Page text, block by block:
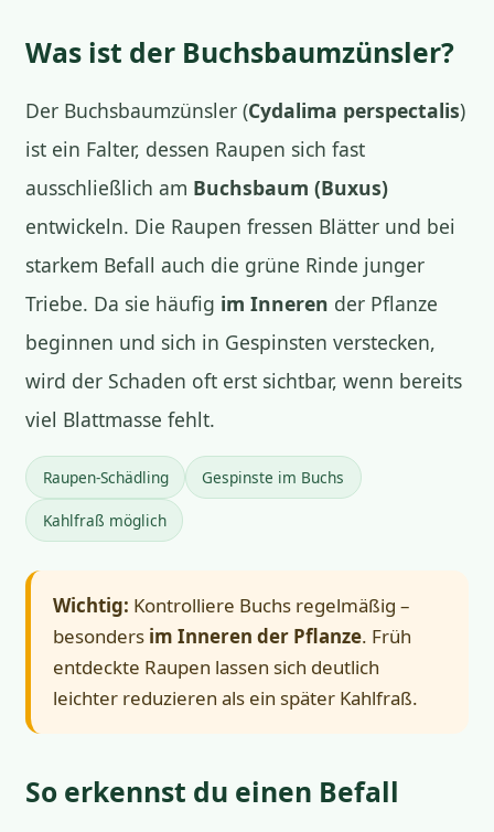
Was ist der Buchsbaumzünsler?
Der Buchsbaumzünsler (Cydalima perspectalis)
ist ein Falter, dessen Raupen sich fast
ausschließlich am Buchsbaum (Buxus)
entwickeln. Die Raupen fressen Blätter und bei
starkem Befall auch die grüne Rinde junger
Triebe. Da sie häufig im Inneren der Pflanze
beginnen und sich in Gespinsten verstecken,
wird der Schaden oft erst sichtbar, wenn bereits
viel Blattmasse fehlt.
Raupen-Schädling Gespinste im Buchs
Kahlfraß möglich
Wichtig: Kontrolliere Buchs regelmäßig –
besonders im Inneren der Pflanze. Früh
entdeckte Raupen lassen sich deutlich
leichter reduzieren als ein später Kahlfraß.
So erkennst du einen Befall